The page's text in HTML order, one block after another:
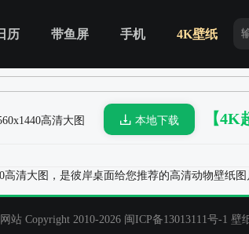
历 带鱼屏 手机 4K壁纸
高清大图 本地下载 【4K
清大图，是彼岸桌面给您推荐的高清动物壁纸
站 Copyright 2010-2026 闽ICP备13013111号-1 壁